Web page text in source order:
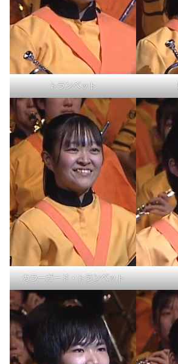
トランペット
カラーガード・トランペット